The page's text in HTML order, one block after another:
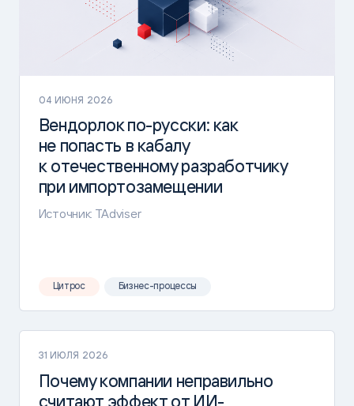
04 ИЮНЯ 2026
Вендорлокпо-русски: как
не попасть в кабалу
к отечественному разработчику
при импортозамещении
Источник: TAdviser
Цитрос Бизнес-процессы
31 ИЮЛЯ 2026
Почему компании неправильно
считают эффект от ИИ-